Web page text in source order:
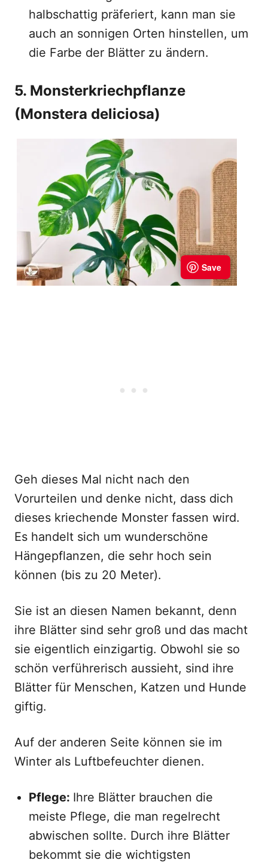
halbschattig präferiert, kann man sie
auch an sonnigen Orten hinstellen, um
die Farbe der Blätter zu ändern.
5. Monsterkriechpflanze
(Monstera deliciosa)
Geh dieses Mal nicht nach den
Vorurteilen und denke nicht, dass dich
dieses kriechende Monster fassen wird.
Es handelt sich um wunderschöne
Hängepflanzen, die sehr hoch sein
können (bis zu 20 Meter).
Sie ist an diesen Namen bekannt, denn
ihre Blätter sind sehr groß und das macht
sie eigentlich einzigartig. Obwohl sie so
schön verführerisch aussieht, sind ihre
Blätter für Menschen, Katzen und Hunde
giftig.
Auf der anderen Seite können sie im
Winter als Luftbefeuchter dienen.
Pflege: Ihre Blätter brauchen die
meiste Pflege, die man regelrecht
abwischen sollte. Durch ihre Blätter
bekommt sie die wichtigsten